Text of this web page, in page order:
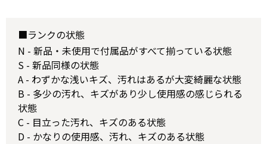
■ランクの状態
N - 新品・未使用で付属品がすべて揃っている状態
S - 新品同様の状態
A - わずかな浅いキズ、汚れはあるが大変綺麗な状態
B - 多少の汚れ、キズがあり少し使用感の感じられる
状態
C - 目立った汚れ、キズのある状態
D - かなりの使用感、汚れ、キズのある状態